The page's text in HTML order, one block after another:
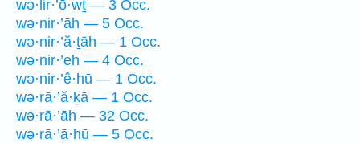
wə·lir·’ō·wṯ — 3 Occ.
wə·nir·’āh — 5 Occ.
wə·nir·’ă·ṯāh — 1 Occ.
wə·nir·’eh — 4 Occ.
wə·nir·’ê·hū — 1 Occ.
wə·rā·’ă·ḵā — 1 Occ.
wə·rā·’āh — 32 Occ.
wə·rā·’ā·hū — 5 Occ.